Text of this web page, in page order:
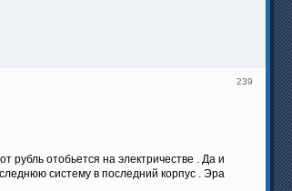
239
отобьется на электричестве . Да и
систему в последний корпус . Эра